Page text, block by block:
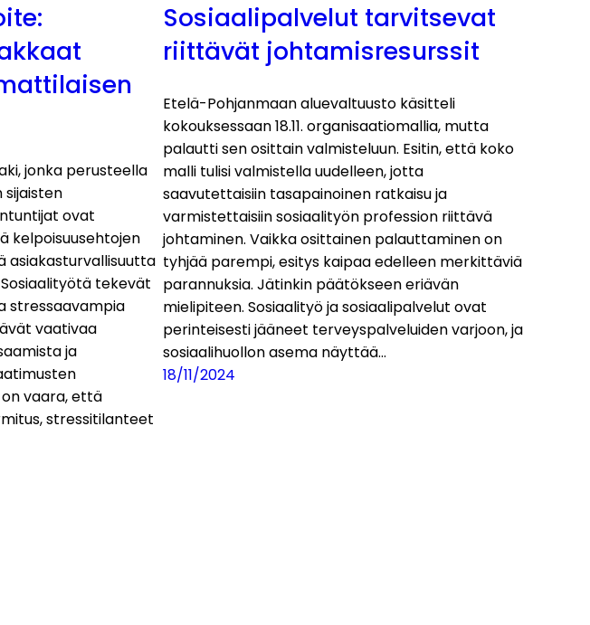
jonka perusteella
sijaisten
ovat
kelpoisuusehtojen
asiakasturvallisuutta
tekevät
stressaavampia
vaativaa
ja
vaara, että
stressitilanteet
Sosiaalipalvelut tarvitsevat
riittävät johtamisresurssit
Etelä-Pohjanmaan aluevaltuusto käsitteli
kokouksessaan 18.11. organisaatiomallia, mutta
palautti sen osittain valmisteluun. Esitin, että koko
malli tulisi valmistella uudelleen, jotta
saavutettaisiin tasapainoinen ratkaisu ja
varmistettaisiin sosiaalityön profession riittävä
johtaminen. Vaikka osittainen palauttaminen on
tyhjää parempi, esitys kaipaa edelleen merkittäviä
parannuksia. Jätinkin päätökseen eriävän
mielipiteen. Sosiaalityö ja sosiaalipalvelut ovat
perinteisesti jääneet terveyspalveluiden varjoon, ja
sosiaalihuollon asema näyttää…
18/11/2024